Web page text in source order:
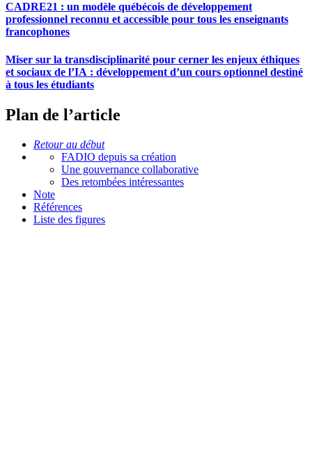
CADRE21 : un modèle québécois de développement
professionnel reconnu et accessible pour tous les enseignants
francophones
Miser sur la transdisciplinarité pour cerner les enjeux éthiques
et sociaux de l’IA : développement d’un cours optionnel destiné
à tous les étudiants
Plan de l’article
Retour au début
FADIO depuis sa création
Une gouvernance collaborative
Des retombées intéressantes
Note
Références
Liste des figures